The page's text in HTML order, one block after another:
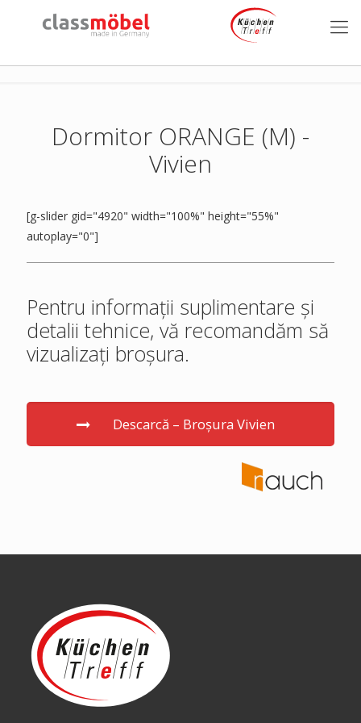
Dormitor ORANGE (M) -
Vivien
[g-slider gid="4920" width="100%" height="55%"
autoplay="0"]
Pentru informații suplimentare și
detalii tehnice, vă recomandăm să
vizualizați broșura.
Descarcă – Broșura Vivien